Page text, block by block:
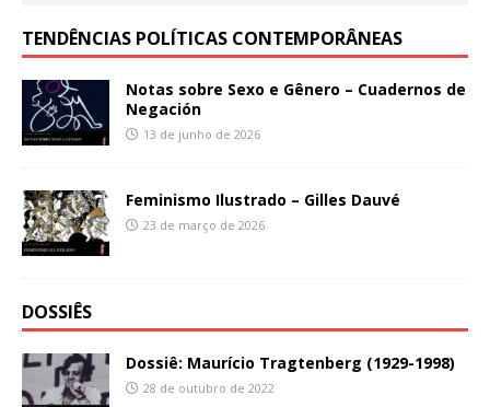
TENDÊNCIAS POLÍTICAS CONTEMPORÂNEAS
Notas sobre Sexo e Gênero – Cuadernos de
Negación
13 de junho de 2026
Feminismo Ilustrado – Gilles Dauvé
23 de março de 2026
DOSSIÊS
Dossiê: Maurício Tragtenberg (1929-1998)
28 de outubro de 2022